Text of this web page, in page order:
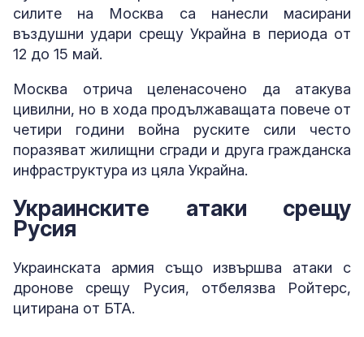
силите на Москва са нанесли масирани
въздушни удари срещу Украйна в периода от
12 до 15 май.
Москва отрича целенасочено да атакува
цивилни, но в хода продължаващата повече от
четири години война руските сили често
поразяват жилищни сгради и друга гражданска
инфраструктура из цяла Украйна.
Украинските атаки срещу
Русия
Украинската армия също извършва атаки с
дронове срещу Русия, отбелязва Ройтерс,
цитирана от БТА.